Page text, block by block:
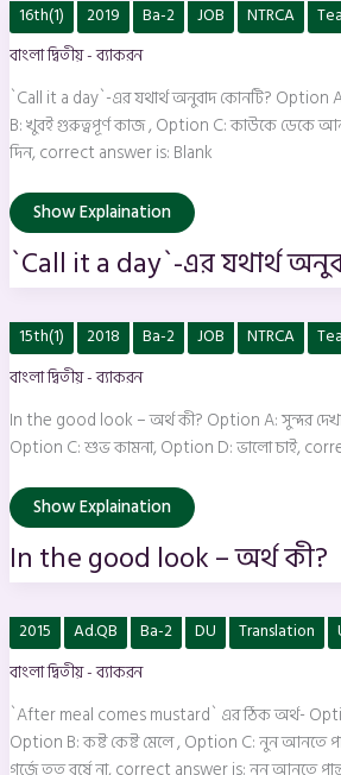
16th(1) 2019 Ba-2 JOB NTRCA
বাংলা দ্বিতীয় - ব্যাকরন
`Call it a day`-এর যথার্থ অনুবাদ কোনটি? Option
B: খুবই গুরুত্বপূর্ণ কাজ , Option C: কাউকে ডেকে
দিন, correct answer is: Blank
`Call
it
a
day`-
যথার্থ
অনুবাদ
কোনটি?
Show Explaination
`Call it a day`-এর যথার্থ
15th(1) 2018 Ba-2 JOB NTRCA
বাংলা দ্বিতীয় - ব্যাকরন
In the good look – অর্থ কী? Option A: সুন্দর
Option C: শুভ কামনা, Option D: ভালো চাই,
In
the
good
look
অর্থ
কী?
Show Explaination
In the good look – অর্থ কী?
2015 Ad.QB Ba-2 DU Translation
বাংলা দ্বিতীয় - ব্যাকরন
`After meal comes mustard` এর ঠিক অর্থ-
Option B: কষ্ট কেষ্ট মেলে , Option C: নুন আনতে
গর্জে তত বর্ষে না, correct answer is: নুন আনতে
`After
meal
comes
mustard`
ঠিক
অর্থ-